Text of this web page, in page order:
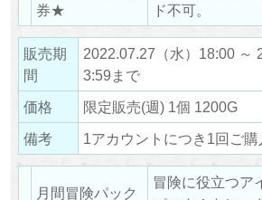
券★
ド不可。
販売期
間
2022.07.27（水）18:00 ～
3:59まで
価格
限定販売(週) 1個 1200G
備考
1アカウントにつき1回ご購
月間冒険パック
冒険に役立つア